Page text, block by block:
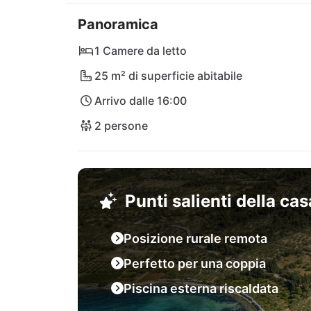
Anche l'affascinante cittadina di Sutivan,
ristorante Grill Garden, è facilmente
Con il porto dei traghetti di Supetar come
all'aeroporto di Brač, potrete rendere la
Panoramica
1 Camere da letto
25 m² di superficie abitabile
Arrivo dalle 16:00
2 persone
Punti salienti della
Posizione rurale remota
Perfetto per una coppia
Piscina esterna riscaldata